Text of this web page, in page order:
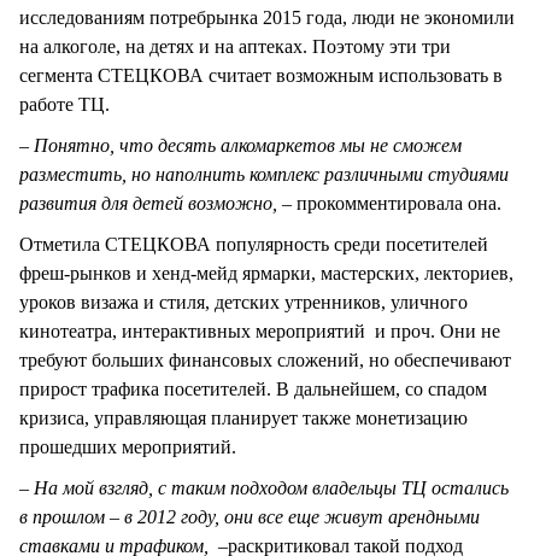
исследованиям потребрынка 2015 года, люди не экономили
на алкоголе, на детях и на аптеках. Поэтому эти три
сегмента СТЕЦКОВА считает возможным использовать в
работе ТЦ.
– Понятно, что десять алкомаркетов мы не сможем
разместить, но наполнить комплекс различными студиями
развития для детей возможно, – прокомментировала она.
Отметила СТЕЦКОВА популярность среди посетителей
фреш-рынков и хенд-мейд ярмарки, мастерских, лекториев,
уроков визажа и стиля, детских утренников, уличного
кинотеатра, интерактивных мероприятий и проч. Они не
требуют больших финансовых сложений, но обеспечивают
прирост трафика посетителей. В дальнейшем, со спадом
кризиса, управляющая планирует также монетизацию
прошедших мероприятий.
– На мой взгляд, с таким подходом владельцы ТЦ остались
в прошлом – в 2012 году, они все еще живут арендными
ставками и трафиком,
–раскритиковал такой подход